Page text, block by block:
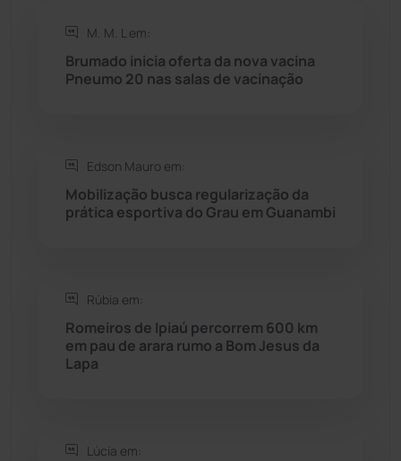
Rio do Antônio
Saúde
Seabra (51)
Sítio do Mato
Sudoeste Baiano (1530)
Tanque Novo
M. M. L em:
Brumado inicia oferta da nova vacina
Pneumo 20 nas salas de vacinação
Edson Mauro em:
Mobilização busca regularização da
prática esportiva do Grau em Guanambi
Rúbia em:
Romeiros de Ipiaú percorrem 600 km
em pau de arara rumo a Bom Jesus da
Lapa
Lúcia em: